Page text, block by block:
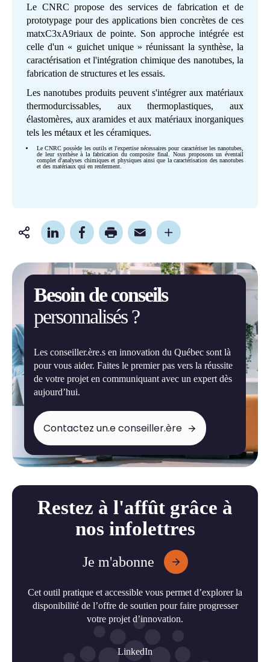
Le CNRC propose des services de fabrication et de
prototypage pour des applications bien concrètes de ces
matxC3xA9riaux de pointe. Son approche intégrée est
celle d'un « guichet unique » réunissant la synthèse, la
caractérisation et l'intégration chimique des nanotubes, la
fabrication de structures et les essais.
Les nanotubes produits peuvent s'intégrer aux matériaux
thermodurcissables, aux thermoplastiques, aux
élastomères, aux aramides et aux matériaux inorganiques
tels les métaux et les céramiques.
Le CNRC possède les outils et l'expertise nécessaires pour caractériser les nanotubes,
de leur synthèse à la fabrication du composite final. Nous proposons un éventail
complet d'analyses chimiques et physiques ainsi que la caractérisation des nanotubes
et des matériaux qui en renferment.
Partager
page
Besoin de conseils
personnalisés ?
Les conseiller.ère.s en innovation du Québec sont là
pour vous aider. Faites le premier pas vers la réussite
de votre projet en communiquant avec un expert dès
aujourd’hui.
Contactez un.e conseiller.ère
Restez à l'affût grâce à
nos infolettres
Je m'abonne
Cet outil pratique et accessible vous permet d’explorer la
disponibilité de l’offre de soutien pour faire progresser
votre projet d’innovation.
LinkedIn